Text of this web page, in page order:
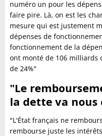
numéro un pour les
faire pire. Là, on est les
mesure qui est justement
dépenses de
fonctionnement de la
ont monté de 106 milliards
de 24%"
"Le
la dette va
"L'État français ne
rembourse juste les